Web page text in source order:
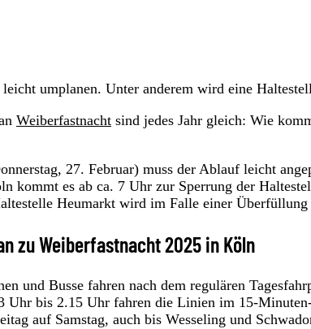
umplanen. Unter anderem wird eine
Weiberfastnacht sind jedes Jahr gleich: Wie
27. Februar) muss der Ablauf leicht
kommt es ab ca. 7 Uhr zur Sperrung der
Heumarkt wird im Falle einer Überfüllung
zu Weiberfastnacht 2025 in Köln
und Busse fahren nach dem regulären
bis 2.15 Uhr fahren die Linien im 15-
auf Samstag, auch bis Wesseling und